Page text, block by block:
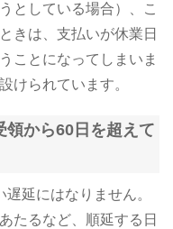
としている場合）、こ
きは、支払いが休業日
ことになってしまいま
けられています。
から60日を超えて
延にはなりません。
たるなど、順延する日